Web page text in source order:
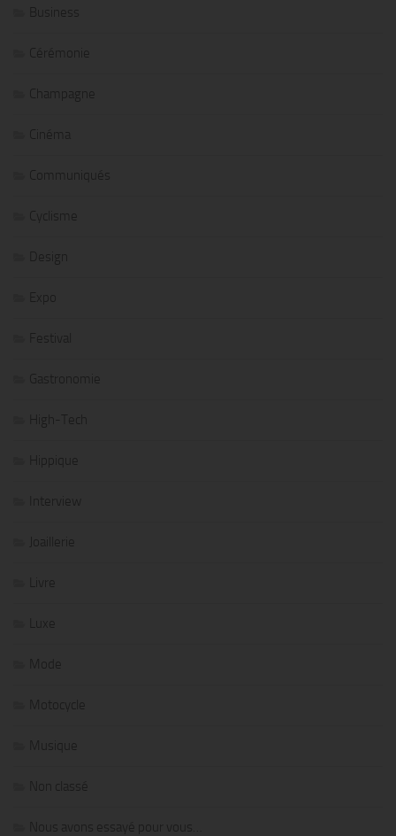
Business
Cérémonie
Champagne
Cinéma
Communiqués
Cyclisme
Design
Expo
Festival
Gastronomie
High-Tech
Hippique
Interview
Joaillerie
Livre
Luxe
Mode
Motocycle
Musique
Non classé
Nous avons essayé pour vous…